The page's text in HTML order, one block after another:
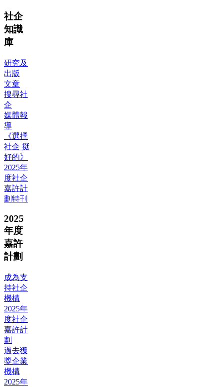
社企
知識
庫
研究及
出版
文章
搜尋社
企
媒體報
導
《選擇
社企 挺
好的》
2025年
度社企
嘉許計
劃特刊
2025
年度
嘉許
計劃
成為支
持社企
機構
2025年
度社企
嘉許計
劃
過去獲
獎企業
機構
2025年